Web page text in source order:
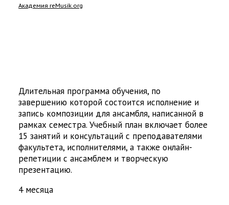
Академия reMusik.org
Длительная программа обучения, по
завершению которой состоится исполнение и
запись композиции для ансамбля, написанной в
рамках семестра. Учебный план включает более
15 занятий и консультаций с преподавателями
факультета, исполнителями, а также онлайн-
репетиции с ансамблем и творческую
презентацию.
4 месяца